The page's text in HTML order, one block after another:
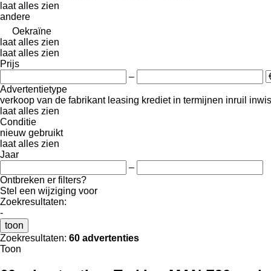
laat alles zien
andere
Oekraïne
laat alles zien
laat alles zien
Prijs
–
Advertentietype
verkoop van de fabrikant leasing krediet in termijnen inruil
laat alles zien
Conditie
nieuw gebruikt
laat alles zien
Jaar
–
Ontbreken er filters?
Stel een wijziging voor
Zoekresultaten:
-
toon
Zoekresultaten: 60 advertenties
Toon